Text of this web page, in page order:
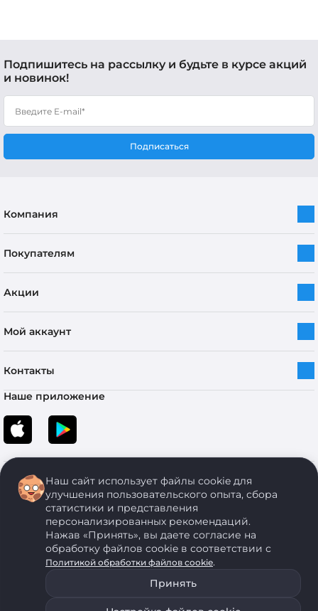
Подпишитесь на рассылку и будьте в курсе акций
и новинок!
Подписаться
Компания
Покупателям
Акции
Мой аккаунт
Контакты
Наше приложение
Copyright © 2005-2026 ОДО “ЭКОНОМСТРОЙ”. Все права защищены.
ОДО "ЭКОНОМСТРОЙ" Юр.адрес: 224011, г. Брест, ул. Чичерина, д. 26 УНП: 290429086, регистрация:№
05554, выдано 06 сентября 2005 г. Зарегистрировал Брестский областной исполнительный комитет 31
августа 2005 г. Регистрация интернет-магазина: в Торговом реестре Республики Беларусь № 525626
Наш сайт использует файлы cookie для
улучшения пользовательского опыта, сбора
статистики и представления
персонализированных рекомендаций.
Нажав «Принять», вы даете согласие на
обработку файлов cookie в соответствии с
Политикой обработки файлов cookie.
Принять